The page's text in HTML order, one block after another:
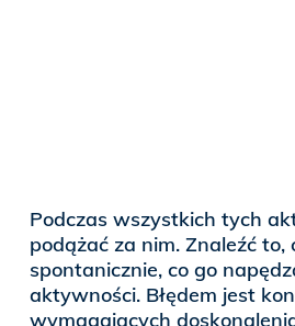
Podczas wszystkich tych
podążać za nim. Znaleźć
spontanicznie, co go
aktywności. Błędem jest
wymagających